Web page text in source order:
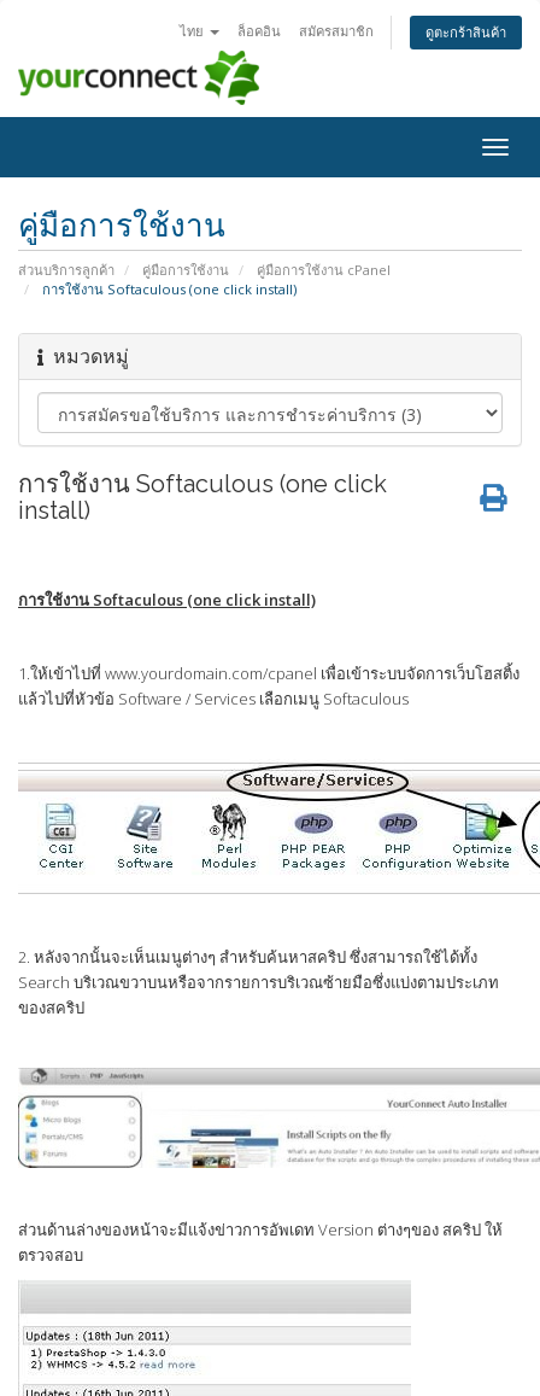
ไทย ล็อคอิน สมัครสมาชิก ดูตะกร้าสินค้า
คู่มือการใช้งาน
ส่วนบริการลูกค้า คู่มือการใช้งาน
คู่มือการใช้งาน cPanel
การใช้งาน Softaculous (one click install)
หมวดหมู่
การใช้งาน Softaculous (one click
install)
การใช้งาน Softaculous (one click install)
1.ให้เข้าไปที่ www.yourdomain.com/cpanel เพื่อเข้าระบบจัดการเว็บโฮสติ้ง
แล้วไปที่หัวข้อ Software / Services เลือกเมนู Softaculous
2. หลังจากนั้นจะเห็นเมนูต่างๆ สำหรับค้นหาสคริป ซึ่งสามารถใช้ได้ทั้ง
Search บริเวณขวาบนหรือจากรายการบริเวณซ้ายมือซึ่งแบ่งตามประเภท
ของสคริป
ส่วนด้านล่างของหน้าจะมีแจ้งข่าวการอัพเดท Version ต่างๆของ สคริป ให้
ตรวจสอบ